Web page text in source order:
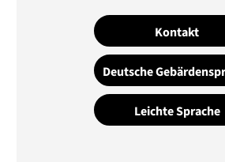
Kontakt
Deutsche
Leichte Sprache